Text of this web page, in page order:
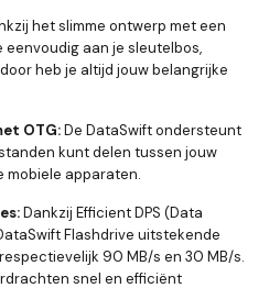
het slimme ontwerp met een
aan je sleutelbos,
heb je altijd jouw belangrijke
OTG:De DataSwift ondersteunt
kunt delen tussen jouw
mobiele apparaten.
Dankzij Efficient DPS (Data
Flashdrive uitstekende
90 MB/s en 30 MB/s.
snel en efficiënt